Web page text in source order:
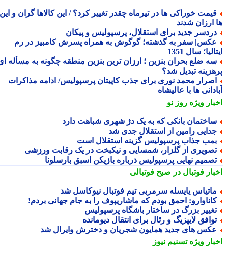
خوراکی ها در تیرماه چقدر تغییر کرد؟ / این کالاها گران و این
ارزان شدند
جدید برای استقلال، پرسپولیس و پیکان
سفر به گذشته؛ گوگوش به همراه پسرش کامبیز در رم
سال 1351
ضلع بحران بنزین ؛ ارزان ترین بنزین منطقه چگونه به مسأله ای
تبدیل شد؟
محمد نوری برای جذب کاپیتان پرسپولیس/ ادامه مذاکرات
ها با عالیشاه
ویژهروز نو
بانکی که به یک دژ شهری شباهت دارد
رامین از استقلال جدی شد
جذاب پرسپولیس گزینه استقلال است
از گلزار، شمسایی و نیکبخت در یک رقابت ورزشی
نهایی پرسپولیس درباره بازیکن اسبق بارسلونا
فوتبال در صبح فوتبالی
یایسله سرمربی تیم فوتبال نیوکاسل شد
احمق بودم که ماشاریپوف را به جام جهانی بردم!
بزرگ در ساختار باشگاه پرسپولیس
لایپزیگ و رئال برای انتقال دیومانده
های جدید همایون شجریان و دخترش وایرال شد
ویژهتسنیم نیوز